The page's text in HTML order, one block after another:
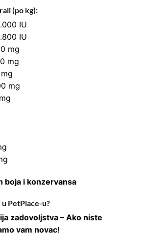
(po kg):
IU
IU
mg
mg
mg
boja i konzervansa
PetPlace-u?
zadovoljstva – Ako niste
vam novac!